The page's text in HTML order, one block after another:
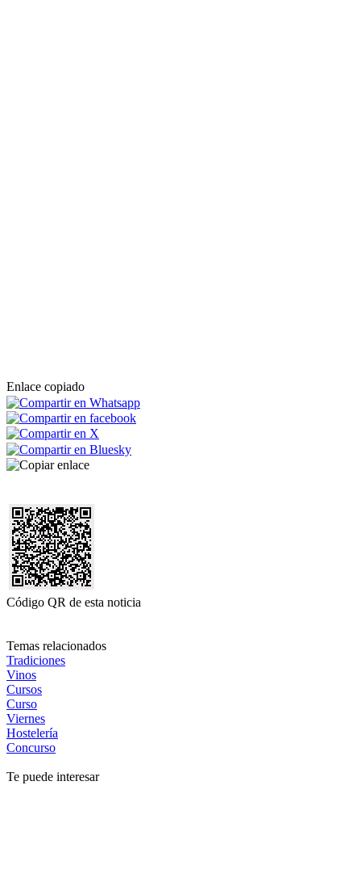
Enlace copiado
Código QR de esta noticia
Temas relacionados
Tradiciones
Vinos
Cursos
Curso
Viernes
Hostelería
Concurso
Te puede interesar